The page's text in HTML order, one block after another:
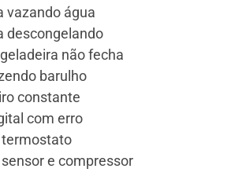
vazando água
descongelando
não fecha
barulho
constante
com erro
termostato
e compressor